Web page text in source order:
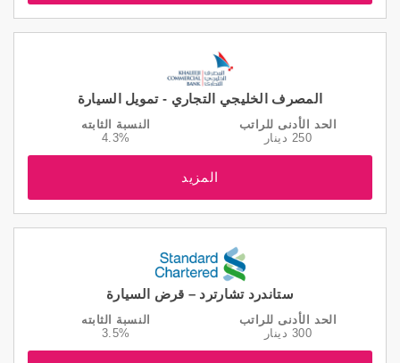
المصرف الخليجي التجاري - تمويل السيارة
الحد الأدنى للراتب
250 دينار
النسبة الثابته
4.3%
المزيد
ستاندرد تشارترد – قرض السيارة
الحد الأدنى للراتب
300 دينار
النسبة الثابته
3.5%